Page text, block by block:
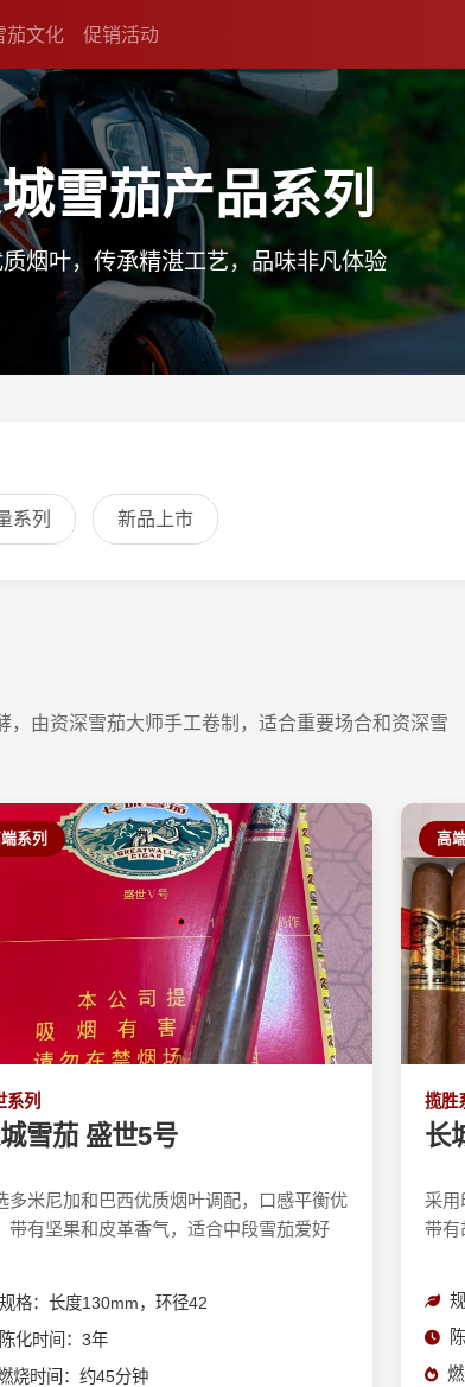
茄文化 促销活动
雪茄产品系列
烟叶，传承精湛工艺，品味非凡体验
系列 新品上市
由资深雪茄大师手工卷制，适合重要场合和资深雪
系列
系列
雪茄 盛世5号
多米尼加和巴西优质烟叶调配，口感平衡优
带有坚果和皮革香气，适合中段雪茄爱好
规格：长度130mm，环径42
陈化时间：3年
烧时间：约45分钟
高
揽胜
长
采用
带有